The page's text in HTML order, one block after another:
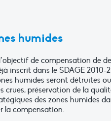
humides
de compensation de
inscrit dans le SDAGE 2010-
humides seront détruites
crues, préservation de la
des zones humides
la compensation.